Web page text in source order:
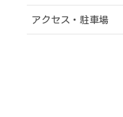
アクセス・駐車場